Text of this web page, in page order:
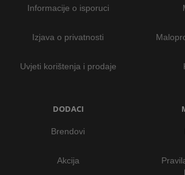
Informacije o isporuci
Izjava o privatnosti
Uvjeti korištenja i prodaje
DODACI
Brendovi
Akcija